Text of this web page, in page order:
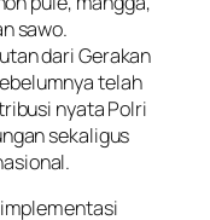
sawo.
dari Gerakan
telah
nyata Polri
sekaligus